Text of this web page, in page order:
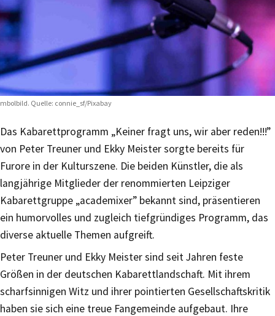
Quelle: connie_sf/Pixabay
Das Kabarettprogramm „Keiner fragt uns, wir aber reden!!!”
von Peter Treuner und Ekky Meister sorgte bereits für
Furore in der Kulturszene. Die beiden Künstler, die als
langjährige Mitglieder der renommierten Leipziger
Kabarettgruppe „academixer” bekannt sind, präsentieren
ein humorvolles und zugleich tiefgründiges Programm, das
diverse aktuelle Themen aufgreift.
Peter Treuner und Ekky Meister sind seit Jahren feste
Größen in der deutschen Kabarettlandschaft. Mit ihrem
scharfsinnigen Witz und ihrer pointierten Gesellschaftskritik
haben sie sich eine treue Fangemeinde aufgebaut. Ihre